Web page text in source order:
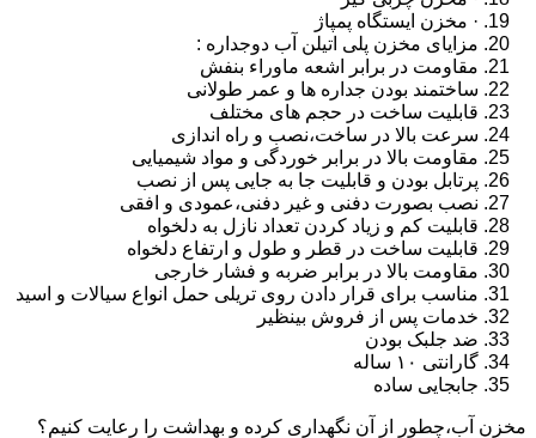
· مخزن ایستگاه پمپاژ
مزایای مخزن پلی اتیلن آب دوجداره :
مقاومت در برابر اشعه ماوراء بنفش
ساختمند بودن جداره ها و عمر طولانی
قابلیت ساخت در حجم های مختلف
سرعت بالا در ساخت،نصب و راه اندازی
مقاومت بالا در برابر خوردگی و مواد شیمیایی
پرتابل بودن و قابلیت جا به جایی پس از نصب
نصب بصورت دفنی و غیر دفنی،عمودی و افقی
قابلیت کم و زیاد کردن تعداد نازل به دلخواه
قابلیت ساخت در قطر و طول و ارتفاع دلخواه
مقاومت بالا در برابر ضربه و فشار خارجی
مناسب برای قرار دادن روی تریلی حمل انواع سیالات و اسید
خدمات پس از فروش بینظیر
ضد جلبک بودن
گارانتی ۱۰ ساله
جابجایی ساده
مخزن آب،چطور از آن نگهداری کرده و بهداشت را رعایت کنیم؟